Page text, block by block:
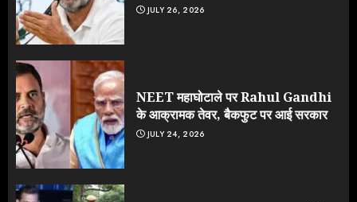
JULY 26, 2026
NEET महाघोटाले पर Rahul Gandhi
के आक्रामक तेवर, बैकफुट पर आई सरकार
JULY 24, 2026